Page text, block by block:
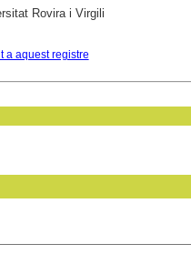
Rovira i Virgili
a aquest registre